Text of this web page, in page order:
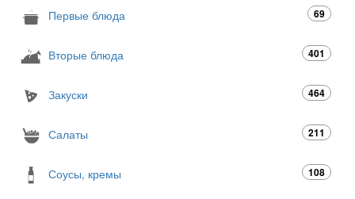
Первые блюда 69
Вторые блюда 401
Закуски 464
Салаты 211
Соусы, кремы 108